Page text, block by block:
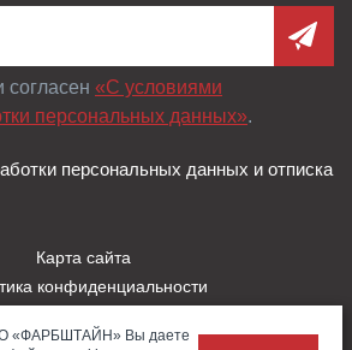
согласен «C условиями
персональных данных».
персональных данных и отписка
Карта сайта
конфиденциальности
использования Cookies
«ФАРБШТАЙН» Вы даете